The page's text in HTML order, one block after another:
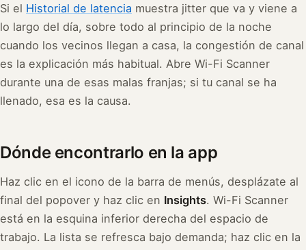
Si el Historial de latencia muestra jitter que va y viene a
lo largo del día, sobre todo al principio de la noche
cuando los vecinos llegan a casa, la congestión de canal
es la explicación más habitual. Abre Wi-Fi Scanner
durante una de esas malas franjas; si tu canal se ha
llenado, esa es la causa.
Dónde encontrarlo en la app
Haz clic en el icono de la barra de menús, desplázate al
final del popover y haz clic en Insights. Wi-Fi Scanner
está en la esquina inferior derecha del espacio de
trabajo. La lista se refresca bajo demanda; haz clic en la